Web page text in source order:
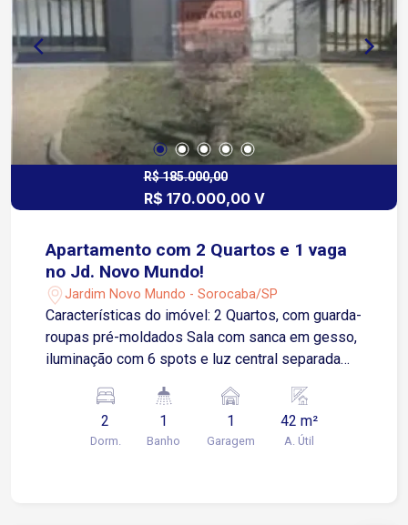
R$ 185.000,00
R$ 170.000,00 V
Apartamento com 2 Quartos e 1 vaga
no Jd. Novo Mundo!
Jardim Novo Mundo - Sorocaba/SP
Características do imóvel: 2 Quartos, com guarda-
roupas pré-moldados Sala com sanca em gesso,
iluminação com 6 spots e luz central separada
vaga de garagem Lazer e segurança: Espaço
gourmet Estação de ginástica Salão de festas
Playground Portaria diurna presencial e portaria
2
Dorm.
1
Banho
1
Garagem
42 m²
A. Útil